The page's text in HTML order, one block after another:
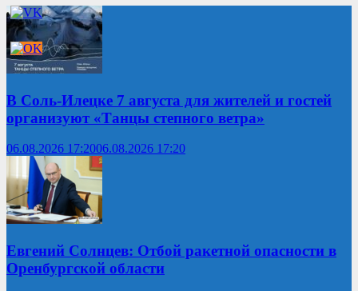
В Соль-Илецке 7 августа для жителей и гостей
организуют «Танцы степного ветра»
06.08.2026 17:2006.08.2026 17:20
Евгений Солнцев: Отбой ракетной опасности в
Оренбургской области